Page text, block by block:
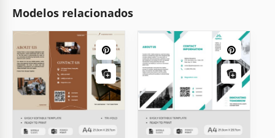
Modelos relacionados